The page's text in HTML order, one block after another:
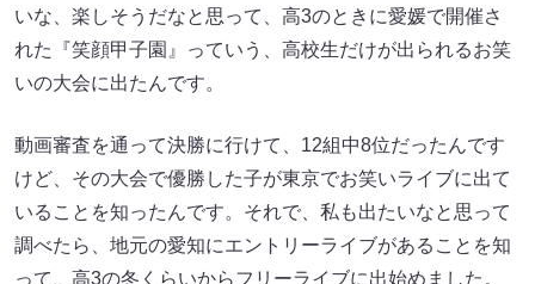
いな、楽しそうだなと思って、高3のときに愛媛で開催さ
れた『笑顔甲子園』っていう、高校生だけが出られるお笑
いの大会に出たんです。
動画審査を通って決勝に行けて、12組中8位だったんです
けど、その大会で優勝した子が東京でお笑いライブに出て
いることを知ったんです。それで、私も出たいなと思って
調べたら、地元の愛知にエントリーライブがあることを知
って、高3の冬くらいからフリーライブに出始めました。